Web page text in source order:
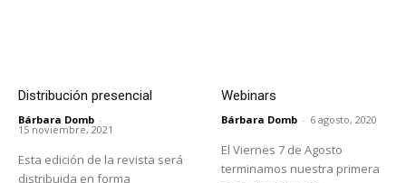
Distribución presencial
Bárbara Domb -
15 noviembre, 2021
Esta edición de la revista será
distribuida en forma
Webinars
Bárbara Domb - 6 agosto, 2020
El Viernes 7 de Agosto
terminamos nuestra primera